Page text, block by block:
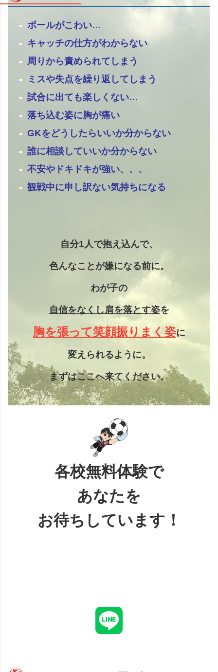
ボールがこわい…
キャッチの仕方がわからない
周りから責められてしまう
ミスや失点を繰り返してしまう
試合に出ても楽しくない…
落ち込む姿に胸が痛い
GKをどうしたらいいか分からない
誰に相談していいか分からない
不安やドキドキが強い、、、
観戦中に申し訳ない気持ちになる
自分1人で抱え込んで、
色んなことが嫌になる前に。
わが子の
自信をなくし肩を落とす姿を
胸を張って笑顔振りまく姿に
変えられるように。
まずはここへ来てください。
各校無料体験で
あなたを
お待ちしています！